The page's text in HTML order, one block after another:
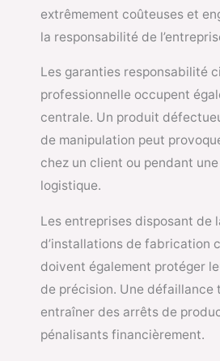
extrêmement coûteuses et
la responsabilité de
Les garanties responsabilité
professionnelle occupent
centrale. Un produit
de manipulation peut
chez un client ou pendant
logistique.
Les entreprises disposant de
d’installations de fabrication
doivent également protéger
de précision. Une défaillance
entraîner des arrêts de
pénalisants financièrement.